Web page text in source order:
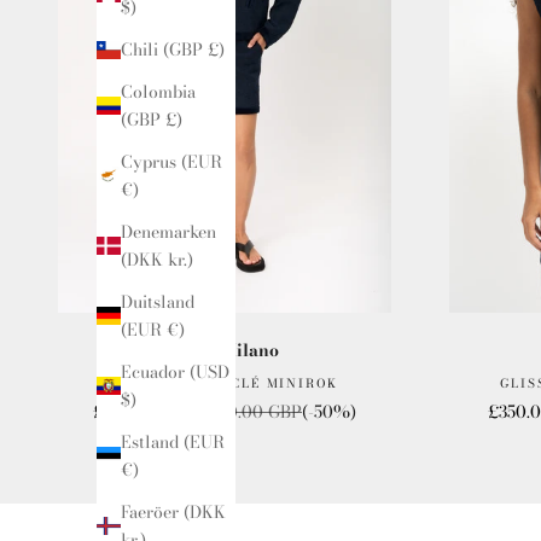
$)
Chili (GBP £)
Colombia
(GBP £)
Cyprus (EUR
€)
Denemarken
(DKK kr.)
Duitsland
(EUR €)
Ecuador (USD
$)
Estland (EUR
€)
Faeröer (DKK
Blazé Milano
LUSITANO BOUCLÉ MINIROK
Verkoopprijs
£295.00 GBP Normale prijs
£600.00 GBP(-50%)